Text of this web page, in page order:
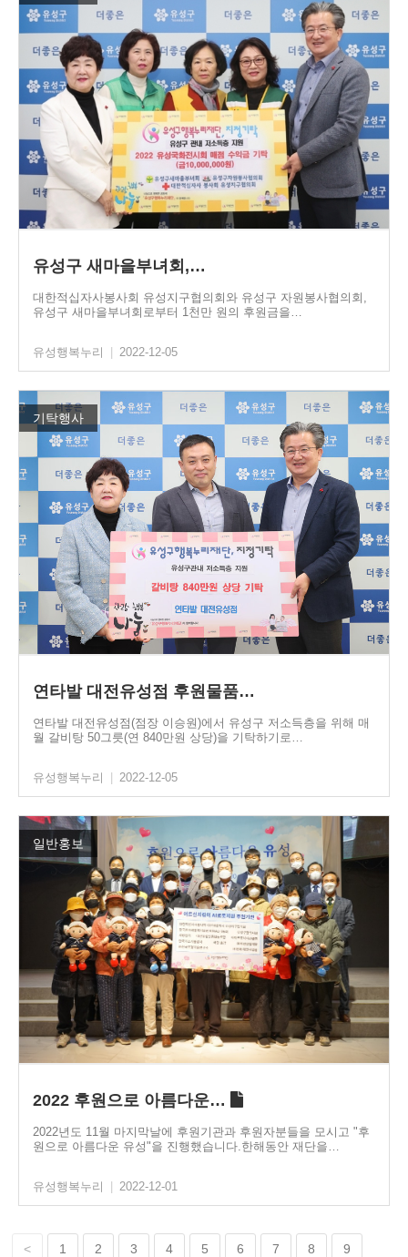
유성구 새마을부녀회,…
대한적십자사봉사회 유성지구협의회와 유성구 자원봉사협의회,
유성구 새마을부녀회로부터 1천만 원의 후원금을…
유성행복누리 | 2022-12-05
기탁행사
연타발 대전유성점 후원물품…
연타발 대전유성점(점장 이승원)에서 유성구 저소득층을 위해 매
월 갈비탕 50그릇(연 840만원 상당)을 기탁하기로…
유성행복누리 2022-12-05
일반홍보
2022 후원으로 아름다운…
2022년도 11월 마지막날에 후원기관과 후원자분들을 모시고 "후
원으로 아름다운 유성"을 진행했습니다.한해동안 재단을…
유성행복누리 2022-12-01
< 1 2 3 4 5 6 7 8 9